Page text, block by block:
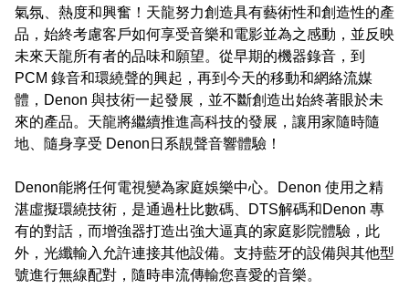
氣氛、熱度和興奮！天龍努力創造具有藝術性和創造性的產
品，始終考慮客戶如何享受音樂和電影並為之感動，並反映
未來天龍所有者的品味和願望。從早期的機器錄音，到
PCM 錄音和環繞聲的興起，再到今天的移動和網絡流媒
體，Denon 與技術一起發展，並不斷創造出始終著眼於未
來的產品。天龍將繼續推進高科技的發展，讓用家隨時隨
地、隨身享受 Denon日系靚聲音響體驗！
Denon能將任何電視變為家庭娛樂中心。Denon 使用之精
湛虛擬環繞技術，是通過杜比數碼、DTS解碼和Denon 專
有的對話，而增強器打造出強大逼真的家庭影院體驗，此
外，光纖輸入允許連接其他設備。支持藍牙的設備與其他型
號進行無線配對，隨時串流傳輸您喜愛的音樂。